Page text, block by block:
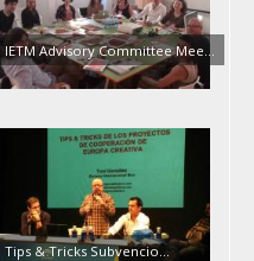
IETM Advisory Committee Mee…
Tips & Tricks Subvencio…